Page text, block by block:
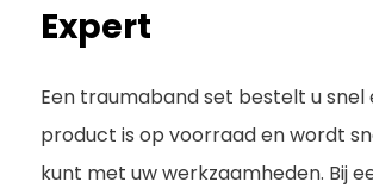
Expert
Een traumaband set bestelt u snel
product is op voorraad en wordt
kunt met uw werkzaamheden. Bij